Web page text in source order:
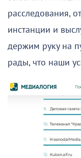
расследования,
инстанции и
держим руку на
рады, что наши